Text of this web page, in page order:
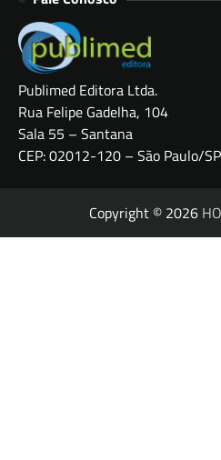
Publimed Editora Ltda.
Rua Felipe Gadelha, 104
Sala 55 – Santana
CEP: 02012-120 – São Paulo/SP
Copyright © 2026